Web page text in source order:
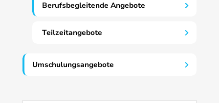
Berufsbegleitende Angebote
Teilzeitangebote
Umschulungsangebote